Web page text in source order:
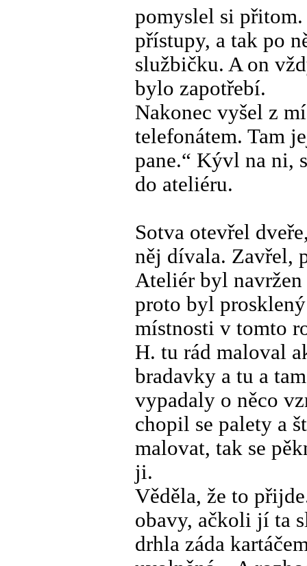
pomyslel si
přístupy, a tak po
službičku. A on
bylo zapotřebí.
Nakonec vyšel z
telefonátem. Tam
pane.“ Kývl na ni,
do ateliéru.
Sotva otevřel
něj dívala. Zavřel,
Ateliér byl
proto byl
místnosti v tomto
H. tu rád maloval
bradavky a tu a
vypadaly o něco
chopil se palety a
malovat, tak se
ji.
Věděla, že to
obavy, ačkoli jí ta
drhla záda